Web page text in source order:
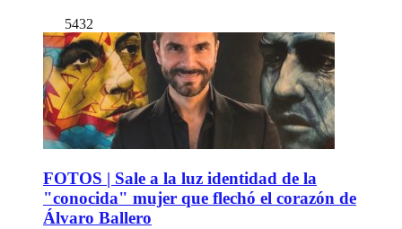
5432
FOTOS | Sale a la luz identidad de la
"conocida" mujer que flechó el corazón de
Álvaro Ballero